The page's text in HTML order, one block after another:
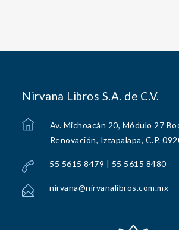
Nirvana Libros S.A. de C.V.
Av. Michoacán 20, Módulo 27
Renovación, Iztapalapa, C.P.
55 5615 8479 | 55 5615 8480
nirvana@nirvanalibros.com.mx